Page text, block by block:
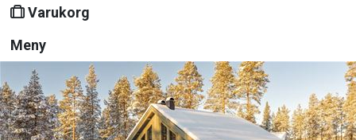
Varukorg
Meny